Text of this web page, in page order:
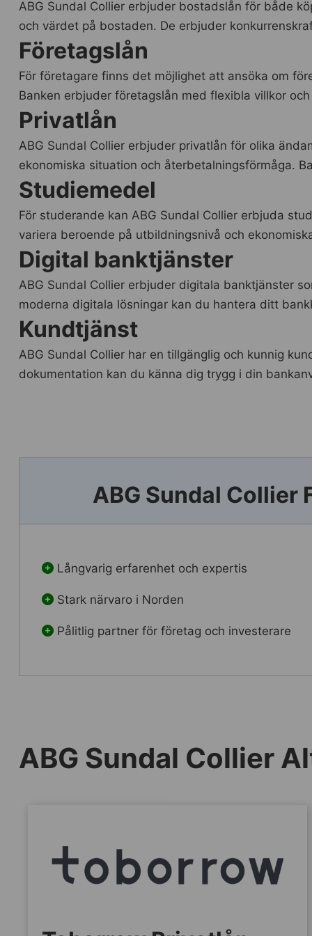
ABG Sundal Collier erbjuder bostadslån för både
och värdet på bostaden. De erbjuder
Företagslån
För företagare finns det möjlighet att ansöka om
Banken erbjuder företagslån med flexibla villkor
Privatlån
ABG Sundal Collier erbjuder privatlån för olika
ekonomiska situation och återbetalningsförmåga.
Studiemedel
För studerande kan ABG Sundal Collier erbjuda
variera beroende på utbildningsnivå och
Digital banktjänster
ABG Sundal Collier erbjuder digitala banktjänster
moderna digitala lösningar kan du hantera ditt
Kundtjänst
ABG Sundal Collier har en tillgänglig och kunnig
dokumentation kan du känna dig trygg i din
ABG Sundal Collier
Långvarig erfarenhet och expertis
Stark närvaro i Norden
Pålitlig partner för företag och investerare
ABG Sundal Collier